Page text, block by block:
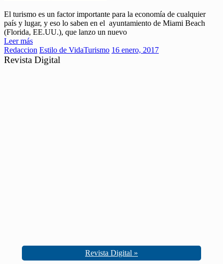
El turismo es un factor importante para la economía de cualquier
país y lugar, y eso lo saben en el ayuntamiento de Miami Beach
(Florida, EE.UU.), que lanzo un nuevo
Leer más
Redaccion Estilo de VidaTurismo 16 enero, 2017
Revista Digital
Revista Digital »